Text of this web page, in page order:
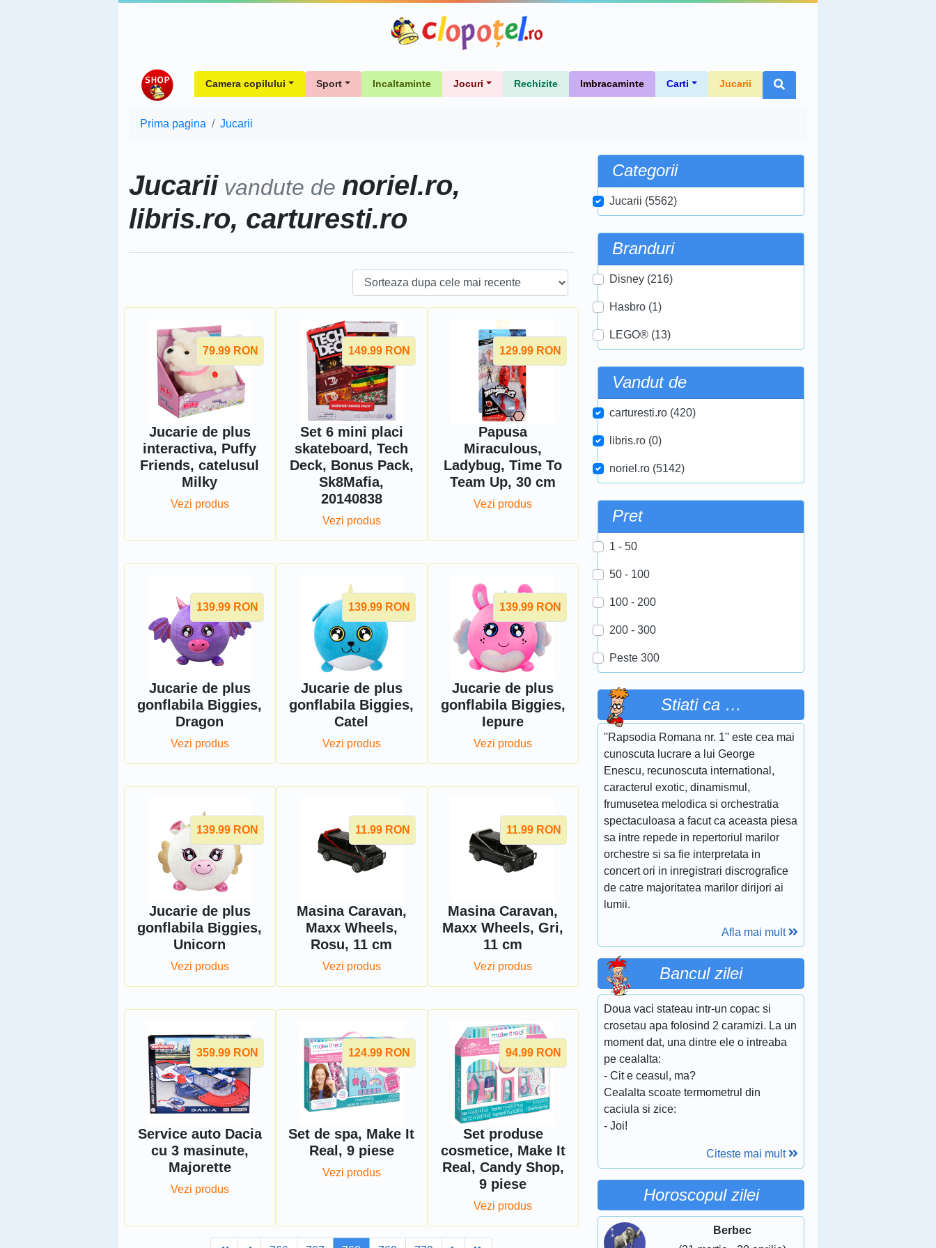
Camera copilului Sport Incaltaminte Jocuri Rechizite Imbracaminte Carti Jucarii
Prima pagina Jucarii
Jucarii vandute de noriel.ro,
libris.ro, carturesti.ro
79.99 RON
Jucarie de plus
interactiva, Puffy
Friends, catelusul
Milky
Vezi produs
149.99 RON
Set 6 mini placi
skateboard, Tech
Deck, Bonus Pack,
Sk8Mafia,
20140838
Vezi produs
129.99 RON
Papusa
Miraculous,
Ladybug, Time To
Team Up, 30 cm
Vezi produs
139.99 RON
Jucarie de plus
gonflabila Biggies,
Dragon
Vezi produs
139.99 RON
Jucarie de plus
gonflabila Biggies,
Catel
Vezi produs
139.99 RON
Jucarie de plus
gonflabila Biggies,
Iepure
Vezi produs
139.99 RON
Jucarie de plus
gonflabila Biggies,
Unicorn
Vezi produs
11.99 RON
Masina Caravan,
Maxx Wheels,
Rosu, 11 cm
Vezi produs
11.99 RON
Masina Caravan,
Maxx Wheels, Gri,
11 cm
Vezi produs
359.99 RON
Service auto Dacia
cu 3 masinute,
Majorette
Vezi produs
124.99 RON
Set de spa, Make It
Real, 9 piese
Vezi produs
94.99 RON
Set produse
cosmetice, Make It
Real, Candy Shop,
9 piese
Vezi produs
Categorii
Jucarii (5562)
Branduri
Disney (216)
Hasbro (1)
LEGO® (13)
Vandut de
carturesti.ro (420)
libris.ro (0)
noriel.ro (5142)
Pret
1 - 50
50 - 100
100 - 200
200 - 300
Peste 300
Stiati ca …
''Rapsodia Romana nr. 1'' este cea mai
cunoscuta lucrare a lui George
Enescu, recunoscuta international,
caracterul exotic, dinamismul,
frumusetea melodica si orchestratia
spectaculoasa a facut ca aceasta piesa
sa intre repede in repertoriul marilor
orchestre si sa fie interpretata in
concert ori in inregistrari discrografice
de catre majoritatea marilor dirijori ai
lumii.
Afla mai mult
Bancul zilei
Doua vaci stateau intr-un copac si
crosetau apa folosind 2 caramizi. La un
moment dat, una dintre ele o intreaba
pe cealalta:
- Cit e ceasul, ma?
Cealalta scoate termometrul din
caciula si zice:
- Joi!
Citeste mai mult
Horoscopul zilei
Berbec